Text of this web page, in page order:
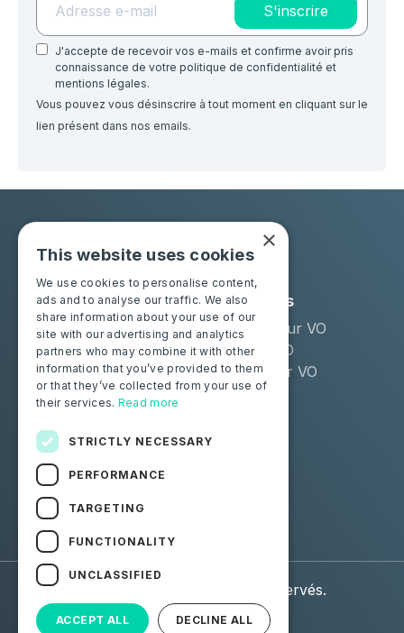
S'inscrire
J'accepte de recevoir vos e-mails et confirme avoir pris
connaissance de votre politique de confidentialité et
mentions légales.
Vous pouvez vous désinscrire à tout moment en cliquant sur le
lien présent dans nos emails.
Solutions
Moba Certify Pro
Boutique
Industries
Remarketeur VO
Loueur LLD
Distributeur VO
Particuliers
Certifiez votre batterie
Suivez-nous
Facebook
Linkedin
© 2026 Moba. Tous droits réservés.
Données personnelles
CGU
×
This website uses cookies
We use cookies to personalise content,
ads and to analyse our traffic. We also
share information about your use of our
site with our advertising and analytics
partners who may combine it with other
information that you’ve provided to them
or that they’ve collected from your use of
their services. Read more
STRICTLY NECESSARY
PERFORMANCE
TARGETING
FUNCTIONALITY
UNCLASSIFIED
ACCEPT ALL DECLINE ALL